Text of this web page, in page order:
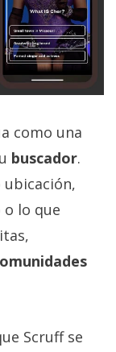
como una
buscador.
ubicación,
lo que
Scruff se